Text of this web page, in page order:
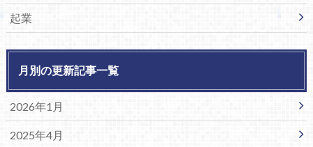
起業
月別の更新記事一覧
2026年1月
2025年4月